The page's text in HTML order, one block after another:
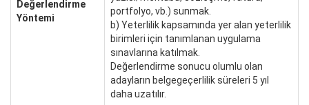
Değerlendirme
Yöntemi
portfolyo, vb.) sunmak.
b) Yeterlilik kapsamında yer alan yeterlilik
birimleri için tanımlanan uygulama
sınavlarına katılmak.
Değerlendirme sonucu olumlu olan
adayların belgegeçerlilik süreleri 5 yıl
daha uzatılır.